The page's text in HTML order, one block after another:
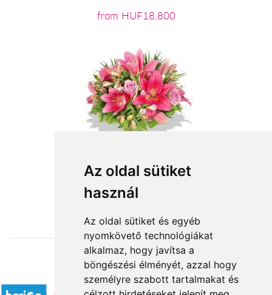
Az oldal sütiket
használ
Az oldal sütiket és egyéb
nyomkövető technológiákat
alkalmaz, hogy javítsa a
böngészési élményét, azzal hogy
személyre szabott tartalmakat és
from HUF18,800
from HUF28,800
Accepted payment methods